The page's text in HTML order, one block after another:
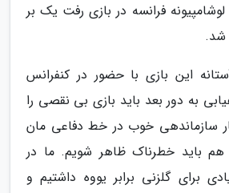
فرانسه در بازی رفت یک بر
شد.
آستانه این بازی با حضور در کنفرانس
به دور بعد باید بازی بی نقصی را
سازماندهی خوب در خط دفاعی مان
باید خطرناک ظاهر شویم. ما در
برای گلزنی برابر یووه داشتیم و